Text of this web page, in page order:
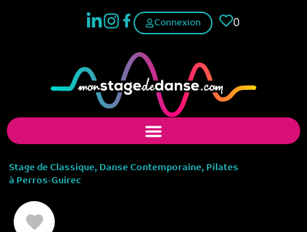
Connexion 0
Stage deClassique, Danse Contemporaine, Pilates
à Perros-Guirec